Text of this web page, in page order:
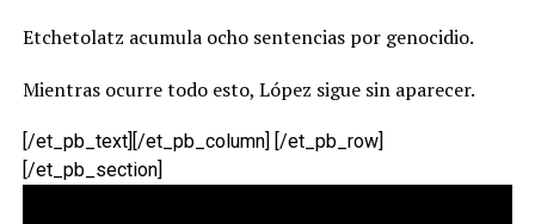
Etchetolatz acumula ocho sentencias por genocidio.
Mientras ocurre todo esto, López sigue sin aparecer.
[/et_pb_text][/et_pb_column] [/et_pb_row]
[/et_pb_section]